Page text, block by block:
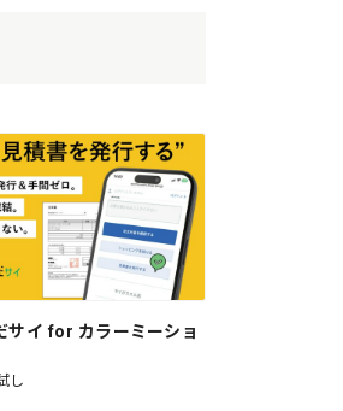
サイ for カラーミーショ
し